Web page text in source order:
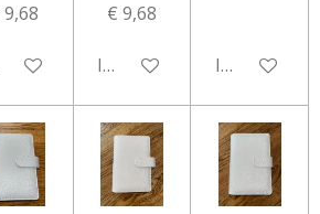
9,68 € 9,68
In winkelwagenIn